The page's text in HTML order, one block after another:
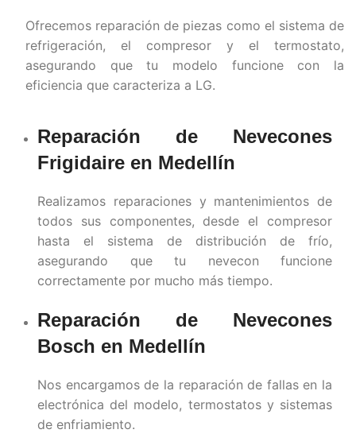
Ofrecemos reparación de piezas como el sistema de
refrigeración, el compresor y el termostato,
asegurando que tu modelo funcione con la
eficiencia que caracteriza a LG.
Reparación de Nevecones
Frigidaire en Medellín
Realizamos reparaciones y mantenimientos de
todos sus componentes, desde el compresor
hasta el sistema de distribución de frío,
asegurando que tu nevecon funcione
correctamente por mucho más tiempo.
Reparación de Nevecones
Bosch en Medellín
Nos encargamos de la reparación de fallas en la
electrónica del modelo, termostatos y sistemas
de enfriamiento.